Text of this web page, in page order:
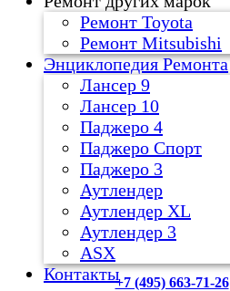
Ремонт Toyota
Ремонт Mitsubishi
Энциклопедия Ремонта
Лансер 9
Лансер 10
Паджеро 4
Паджеро Спорт
Паджеро 3
Аутлендер
Аутлендер ХL
Аутлендер 3
ASX
Контакты+7 (495) 663-71-26